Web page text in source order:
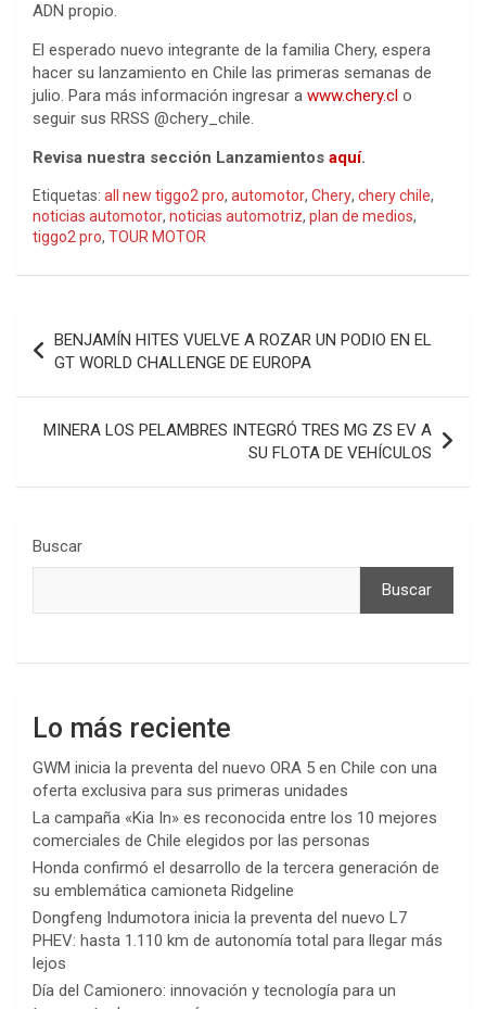
ADN propio.
El esperado nuevo integrante de la familia Chery, espera
hacer su lanzamiento en Chile las primeras semanas de
julio. Para más información ingresar a www.chery.cl o
seguir sus RRSS @chery_chile.
Revisa nuestra sección Lanzamientos aquí.
Etiquetas: all new tiggo2 pro, automotor, Chery, chery chile,
noticias automotor, noticias automotriz, plan de medios,
tiggo2 pro, TOUR MOTOR
Navegación
de
entradas
BENJAMÍN HITES VUELVE A ROZAR UN PODIO EN EL
GT WORLD CHALLENGE DE EUROPA
MINERA LOS PELAMBRES INTEGRÓ TRES MG ZS EV A
SU FLOTA DE VEHÍCULOS
Buscar
Buscar
Lo más reciente
GWM inicia la preventa del nuevo ORA 5 en Chile con una
oferta exclusiva para sus primeras unidades
La campaña «Kia In» es reconocida entre los 10 mejores
comerciales de Chile elegidos por las personas
Honda confirmó el desarrollo de la tercera generación de
su emblemática camioneta Ridgeline
Dongfeng Indumotora inicia la preventa del nuevo L7
PHEV: hasta 1.110 km de autonomía total para llegar más
lejos
Día del Camionero: innovación y tecnología para un